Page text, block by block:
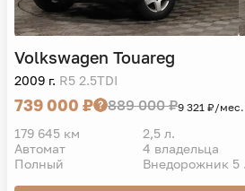
Volkswagen Touareg
2009 г. R5 2.5TDI
739 000 ₽ 889 000 ₽9 321 ₽/мес.
179 645 км 2,5 л.
Автомат
4 владельца
Полный